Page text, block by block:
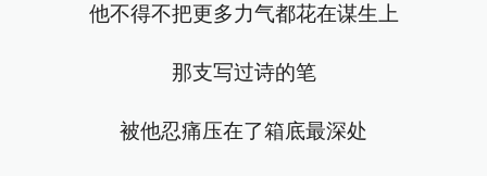
他不得不把更多力气都花在谋生上
那支写过诗的笔
被他忍痛压在了箱底最深处